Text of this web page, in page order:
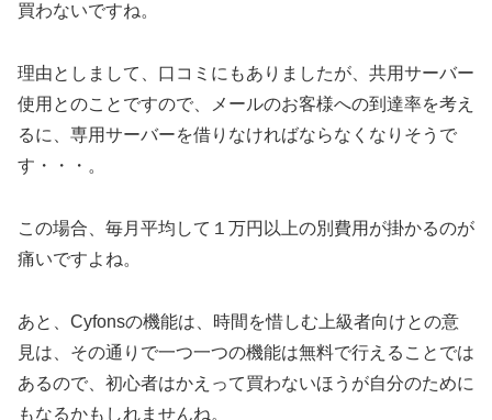
買わないですね。
理由としまして、口コミにもありましたが、共用サーバー
使用とのことですので、メールのお客様への到達率を考え
るに、専用サーバーを借りなければならなくなりそうで
す・・・。
この場合、毎月平均して１万円以上の別費用が掛かるのが
痛いですよね。
あと、Cyfonsの機能は、時間を惜しむ上級者向けとの意
見は、その通りで一つ一つの機能は無料で行えることでは
あるので、初心者はかえって買わないほうが自分のために
もなるかもしれませんね。